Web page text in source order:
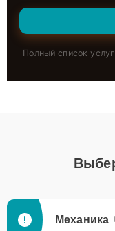
Полный список
Механика